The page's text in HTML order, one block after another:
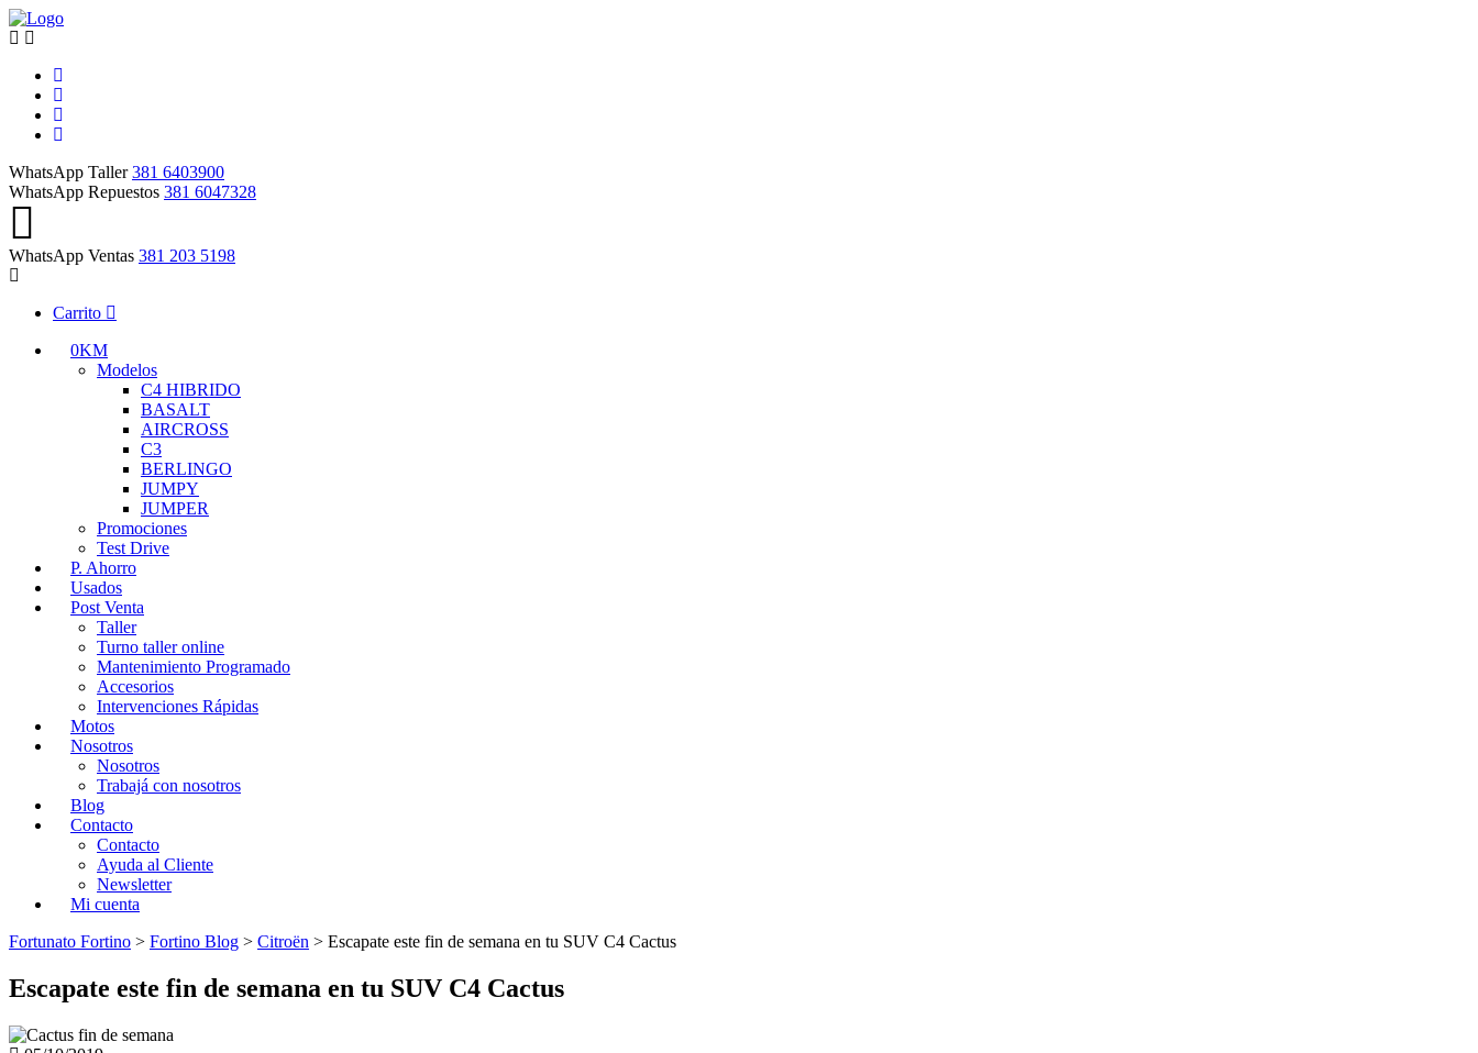
WhatsApp Taller381 6403900
WhatsApp Repuestos 381 6047328
WhatsApp Ventas 381 203 5198
Carrito
0KM
Modelos
C4 HIBRIDO
BASALT
AIRCROSS
C3
BERLINGO
JUMPY
JUMPER
Promociones
Test Drive
P. Ahorro
Usados
Post Venta
Taller
Turno taller online
Mantenimiento Programado
Accesorios
Intervenciones Rápidas
Motos
Nosotros
Nosotros
Trabajá con nosotros
Blog
Contacto
Contacto
Ayuda al Cliente
Newsletter
Mi cuenta
Fortunato Fortino > Fortino Blog > Citroën > Escapate este fin de semana en tu SUV C4 Cactus
Escapate este fin de semana en tu SUV C4 Cactus